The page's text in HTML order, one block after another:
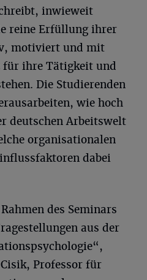
inwieweit
reine Erfüllung ihrer
motiviert und mit
für ihre Tätigkeit und
Die Studierenden
wie hoch
deutschen Arbeitswelt
organisationalen
dabei
des Seminars
aus der
Professor für